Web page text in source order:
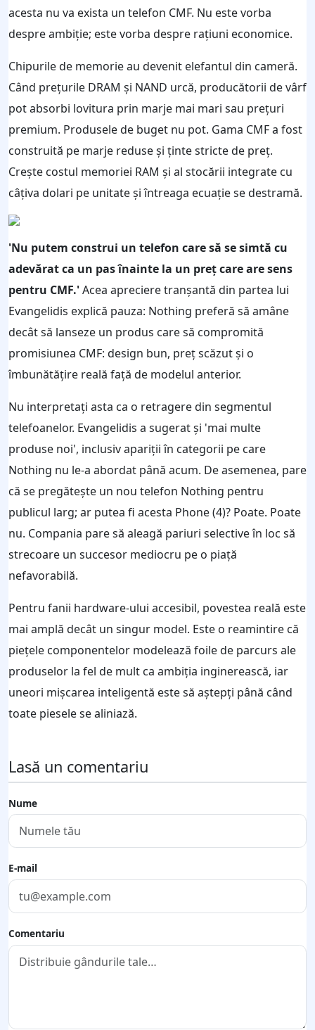
acesta nu va exista un telefon CMF. Nu este vorba
despre ambiție; este vorba despre rațiuni economice.
Chipurile de memorie au devenit elefantul din cameră.
Când prețurile DRAM și NAND urcă, producătorii de vârf
pot absorbi lovitura prin marje mai mari sau prețuri
premium. Produsele de buget nu pot. Gama CMF a fost
construită pe marje reduse și ținte stricte de preț.
Crește costul memoriei RAM și al stocării integrate cu
câțiva dolari pe unitate și întreaga ecuație se destramă.
'Nu putem construi un telefon care să se simtă cu
adevărat ca un pas înainte la un preț care are sens
pentru CMF.'Acea apreciere tranșantă din partea lui
Evangelidis explică pauza: Nothing preferă să amâne
decât să lanseze un produs care să compromită
promisiunea CMF: design bun, preț scăzut și o
îmbunătățire reală față de modelul anterior.
Nu interpretați asta ca o retragere din segmentul
telefoanelor. Evangelidis a sugerat și 'mai multe
produse noi', inclusiv apariții în categorii pe care
Nothing nu le-a abordat până acum. De asemenea, pare
că se pregătește un nou telefon Nothing pentru
publicul larg; ar putea fi acesta Phone (4)? Poate. Poate
nu. Compania pare să aleagă pariuri selective în loc să
strecoare un succesor mediocru pe o piață
nefavorabilă.
Pentru fanii hardware-ului accesibil, povestea reală este
mai amplă decât un singur model. Este o reamintire că
piețele componentelor modelează foile de parcurs ale
produselor la fel de mult ca ambiția inginerească, iar
uneori mișcarea inteligentă este să aștepți până când
toate piesele se aliniază.
Lasă un comentariu
Nume
E-mail
Comentariu